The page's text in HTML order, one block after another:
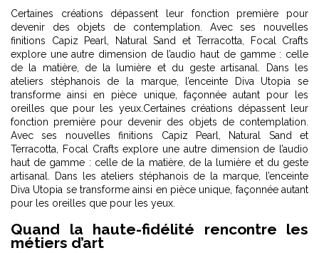
Certaines créations dépassent leur fonction première pour
devenir des objets de contemplation. Avec ses nouvelles
finitions Capiz Pearl, Natural Sand et Terracotta, Focal Crafts
explore une autre dimension de l’audio haut de gamme : celle
de la matière, de la lumière et du geste artisanal. Dans les
ateliers stéphanois de la marque, l’enceinte Diva Utopia se
transforme ainsi en pièce unique, façonnée autant pour les
oreilles que pour les yeux.Certaines créations dépassent leur
fonction première pour devenir des objets de contemplation.
Avec ses nouvelles finitions Capiz Pearl, Natural Sand et
Terracotta, Focal Crafts explore une autre dimension de l’audio
haut de gamme : celle de la matière, de la lumière et du geste
artisanal. Dans les ateliers stéphanois de la marque, l’enceinte
Diva Utopia se transforme ainsi en pièce unique, façonnée autant
pour les oreilles que pour les yeux.
Quand la haute-fidélité rencontre les
métiers d’art